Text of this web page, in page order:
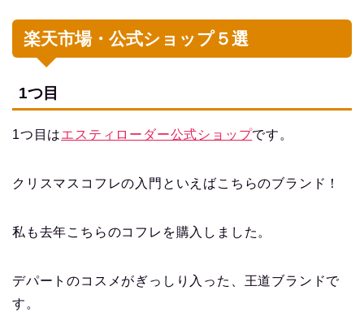
楽天市場・公式ショップ５選
1つ目
1つ目はエスティローダー公式ショップです。
クリスマスコフレの入門といえばこちらのブランド！
私も去年こちらのコフレを購入しました。
デパートのコスメがぎっしり入った、王道ブランドで
す。